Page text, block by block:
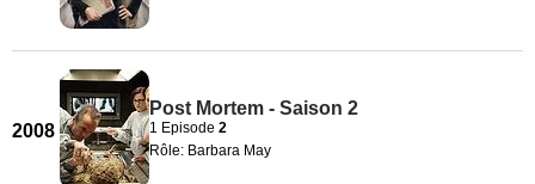
2008
Post Mortem - Saison 2
1 Episode 2
Rôle: Barbara May